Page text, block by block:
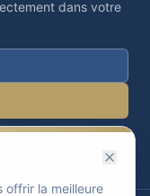
dans votre
moment.
offrir la meilleure